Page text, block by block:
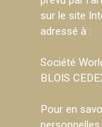
sur le site
adressé à :
Société
BLOIS
Pour en